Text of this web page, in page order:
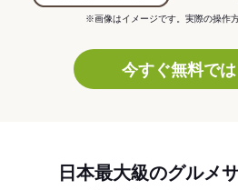
※画像はイメージです。実際の操作
今すぐ無料で
日本最大級のグルメ